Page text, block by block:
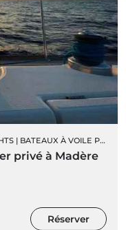
| BATEAUX À VOILE PRIVÉS
privé à Madère
Réserver